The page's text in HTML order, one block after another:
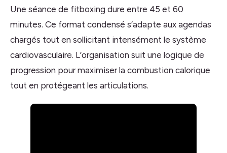
Une séance de fitboxing dure entre 45 et 60
minutes. Ce format condensé s’adapte aux agendas
chargés tout en sollicitant intensément le système
cardiovasculaire. L’organisation suit une logique de
progression pour maximiser la combustion calorique
tout en protégeant les articulations.